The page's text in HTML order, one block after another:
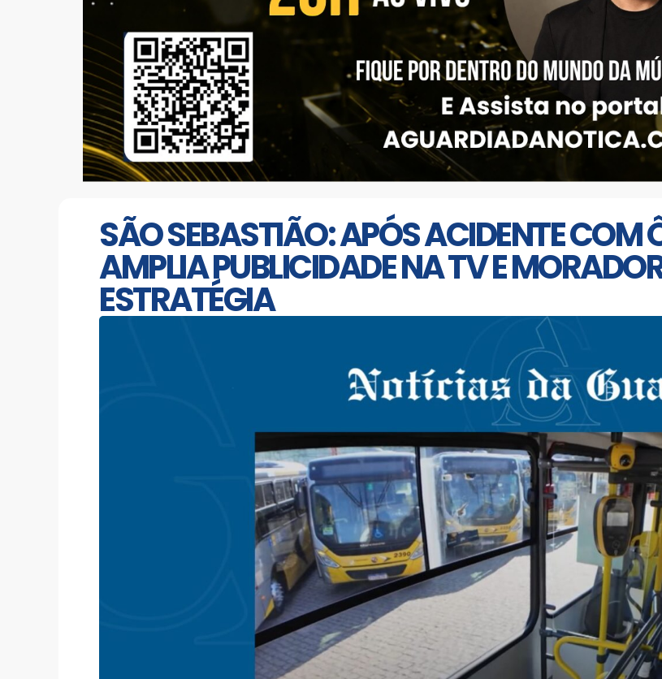
SÃO SEBASTIÃO: APÓS ACIDENTE COM
AMPLIA PUBLICIDADE NA TV E
ESTRATÉGIA